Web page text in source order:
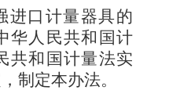
进口计量器具的
华人民共和国计
共和国计量法实
制定本办法。